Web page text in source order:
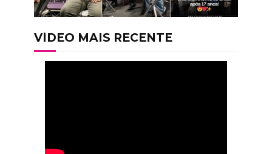
VÍDEO MAIS RECENTE